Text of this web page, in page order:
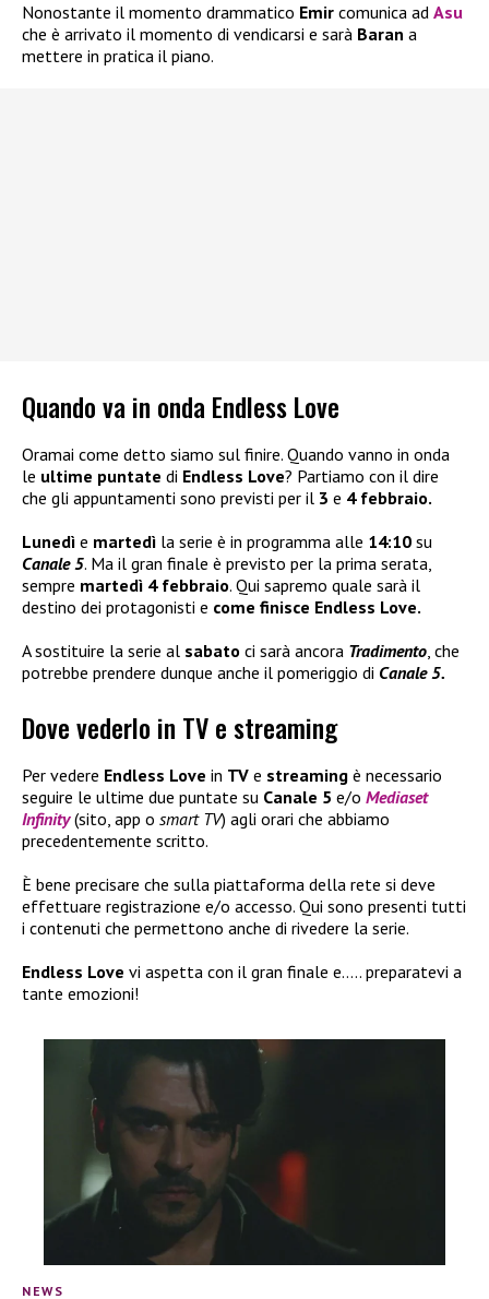
Nonostante il momento drammatico Emir comunica ad Asu
che è arrivato il momento di vendicarsi e sarà Baran a
mettere in pratica il piano.
Quando va in onda Endless Love
Oramai come detto siamo sul finire. Quando vanno in onda
le ultime puntate di Endless Love? Partiamo con il dire
che gli appuntamenti sono previsti per il 3 e 4 febbraio.
Lunedì e martedì la serie è in programma alle 14:10 su
Canale 5. Ma il gran finale è previsto per la prima serata,
sempre martedì 4 febbraio. Qui sapremo quale sarà il
destino dei protagonisti e come finisce Endless Love.
A sostituire la serie al sabato ci sarà ancora Tradimento , che
potrebbe prendere dunque anche il pomeriggio di Canale 5.
Dove vederlo in TV e streaming
Per vedere Endless Love in TV e streaming è necessario
seguire le ultime due puntate su Canale 5 e/o Mediaset
Infinity(sito, app o smart TV) agli orari che abbiamo
precedentemente scritto.
È bene precisare che sulla piattaforma della rete si deve
effettuare registrazione e/o accesso. Qui sono presenti tutti
i contenuti che permettono anche di rivedere la serie.
Endless Love vi aspetta con il gran finale e….. preparatevi a
tante emozioni!
NEWS